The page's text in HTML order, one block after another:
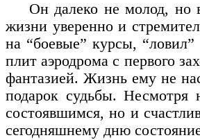
Он далеко не молод, но в
жизни уверенно и
на “боевые” курсы,
плит аэродрома с первого
фантазией. Жизнь ему не
подарок судьбы. Несмотря
состоявшимся, но и
сегодняшнему дню